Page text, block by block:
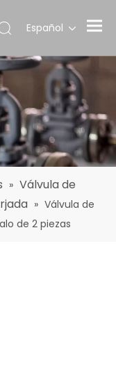
Español
» Válvula de
» Válvula de
de 2 piezas